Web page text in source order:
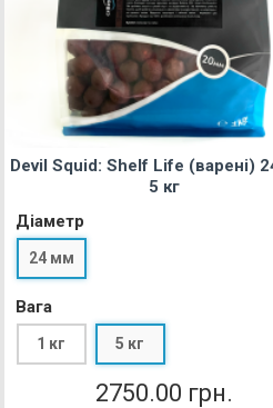
Devil Squid: Shelf Life (варені)
5 кг
Діаметр
24 мм
Вага
1 кг 5 кг
2750.00 грн.
Top PVA Mesh
(10 м)
Діаметр сітки
18 мм
Довжина сітки
10 м 25 м
270.00 грн.